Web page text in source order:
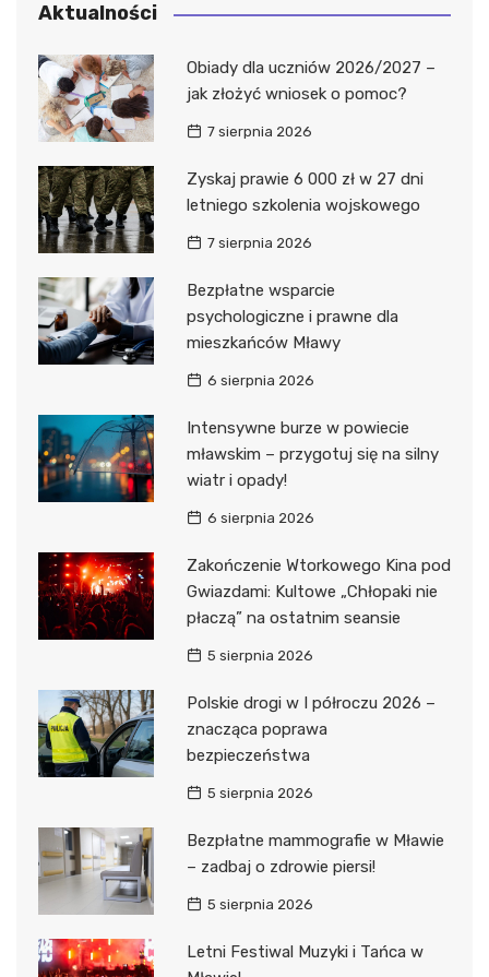
Aktualności
Obiady dla uczniów 2026/2027 –
jak złożyć wniosek o pomoc?
7 sierpnia 2026
Zyskaj prawie 6 000 zł w 27 dni
letniego szkolenia wojskowego
7 sierpnia 2026
Bezpłatne wsparcie
psychologiczne i prawne dla
mieszkańców Mławy
6 sierpnia 2026
Intensywne burze w powiecie
mławskim – przygotuj się na silny
wiatr i opady!
6 sierpnia 2026
Zakończenie Wtorkowego Kina pod
Gwiazdami: Kultowe „Chłopaki nie
płaczą” na ostatnim seansie
5 sierpnia 2026
Polskie drogi w I półroczu 2026 –
znacząca poprawa
bezpieczeństwa
5 sierpnia 2026
Bezpłatne mammografie w Mławie
– zadbaj o zdrowie piersi!
5 sierpnia 2026
Letni Festiwal Muzyki i Tańca w